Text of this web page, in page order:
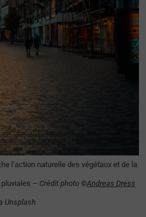
l’action naturelle des végétaux et de la
pluviales – Crédit photo ©Andreas Dress
Unsplash